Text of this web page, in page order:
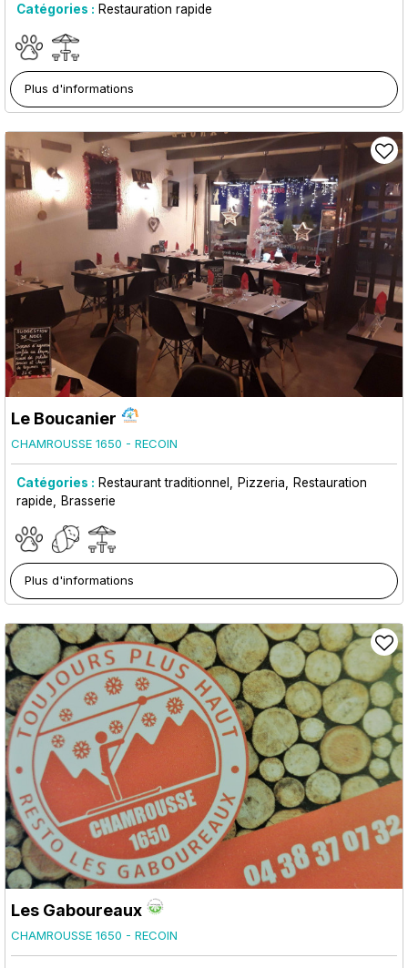
Catégories : Restauration rapide
Plus d'informations
Le Boucanier
CHAMROUSSE 1650 - RECOIN
Catégories : Restaurant traditionnel Pizzeria
Restauration
rapide
Brasserie
Plus d'informations
Les Gaboureaux
CHAMROUSSE 1650 - RECOIN